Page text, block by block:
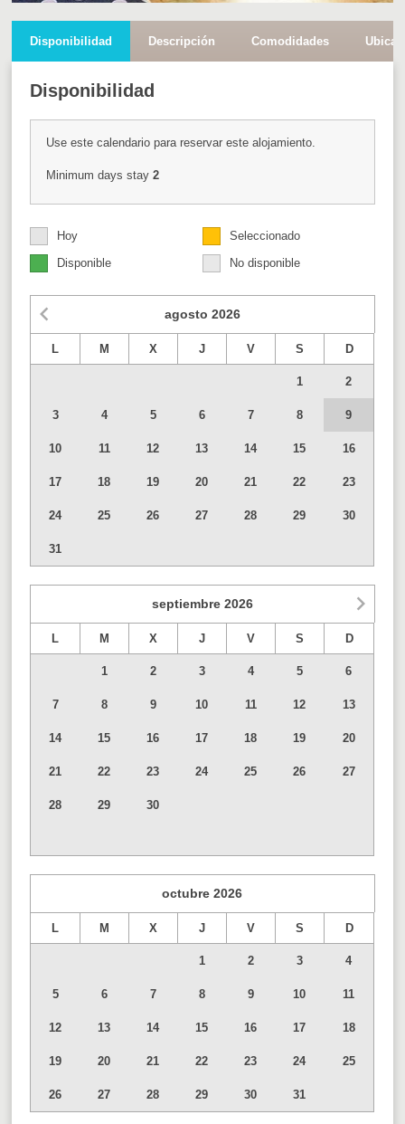
Disponibilidad Descripción Comodidades
Disponibilidad
Use este calendario para reservar este alojamiento.
Minimum days stay2
Hoy
Seleccionado
Disponible
No disponible
agosto 2026
L M X J V S D
1 2
3 4 5 6 7 8 9
10 11 12 13 14 15 16
17 18 19 20 21 22 23
24 25 26 27 28 29 30
31
septiembre 2026
L M X J V S D
1 2 3 4 5 6
7 8 9 10 11 12 13
14 15 16 17 18 19 20
21 22 23 24 25 26 27
28 29 30
octubre 2026
L M X J V S D
1 2 3 4
5 6 7 8 9 10 11
12 13 14 15 16 17 18
19 20 21 22 23 24 25
26 27 28 29 30 31